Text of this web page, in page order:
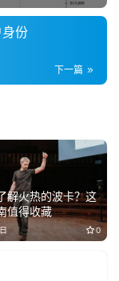
份
下一篇
解火热的波卡？这
值得收藏
0